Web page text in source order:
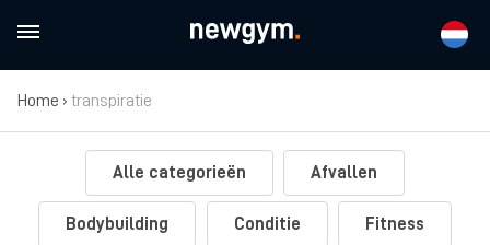
Home › transpiratie
Alle categorieën Afvallen
Bodybuilding Conditie Fitness